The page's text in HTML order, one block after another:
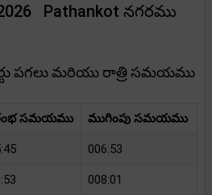
2026 Pathankot నగరము
పగలు మరియు రాత్రి సమయము
సమయము ముగింపు సమయము
006:53
008:01